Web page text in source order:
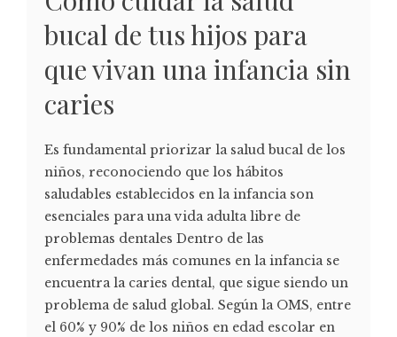
bucal de tus hijos para
que vivan una infancia sin
caries
Es fundamental priorizar la salud bucal de los
niños, reconociendo que los hábitos
saludables establecidos en la infancia son
esenciales para una vida adulta libre de
problemas dentales Dentro de las
enfermedades más comunes en la infancia se
encuentra la caries dental, que sigue siendo un
problema de salud global. Según la OMS, entre
el 60% y 90% de los niños en edad escolar en